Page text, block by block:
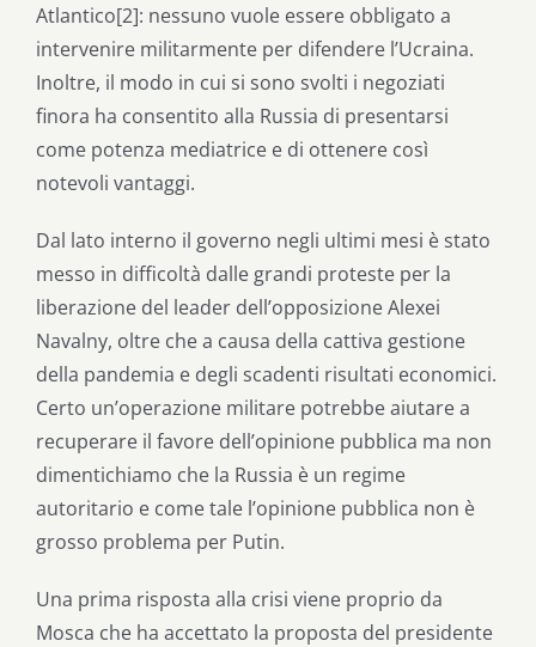
Atlantico[2]: nessuno vuole essere obbligato a
intervenire militarmente per difendere l’Ucraina.
Inoltre, il modo in cui si sono svolti i negoziati
finora ha consentito alla Russia di presentarsi
come potenza mediatrice e di ottenere così
notevoli vantaggi.
Dal lato interno il governo negli ultimi mesi è stato
messo in difficoltà dalle grandi proteste per la
liberazione del leader dell’opposizione Alexei
Navalny, oltre che a causa della cattiva gestione
della pandemia e degli scadenti risultati economici.
Certo un’operazione militare potrebbe aiutare a
recuperare il favore dell’opinione pubblica ma non
dimentichiamo che la Russia è un regime
autoritario e come tale l’opinione pubblica non è
grosso problema per Putin.
Una prima risposta alla crisi viene proprio da
Mosca che ha accettato la proposta del presidente